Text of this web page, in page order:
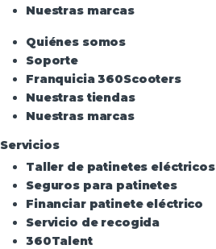
Nuestras marcas
Quiénes somos
Soporte
Franquicia 360Scooters
Nuestras tiendas
Nuestras marcas
Servicios
Taller de patinetes eléctricos
Seguros para patinetes
Financiar patinete eléctrico
Servicio de recogida
360Talent